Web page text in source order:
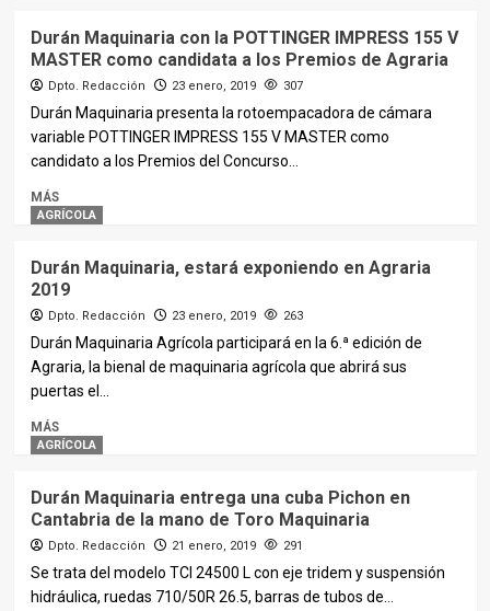
Durán Maquinaria con la POTTINGER IMPRESS 155 V
MASTER como candidata a los Premios de Agraria
Dpto. Redacción 23 enero, 2019 307
Durán Maquinaria presenta la rotoempacadora de cámara
variable POTTINGER IMPRESS 155 V MASTER como
candidato a los Premios del Concurso...
MÁS
AGRÍCOLA
Durán Maquinaria, estará exponiendo en Agraria
2019
Dpto. Redacción 23 enero, 2019 263
Durán Maquinaria Agrícola participará en la 6.ª edición de
Agraria, la bienal de maquinaria agrícola que abrirá sus
puertas el...
MÁS
AGRÍCOLA
Durán Maquinaria entrega una cuba Pichon en
Cantabria de la mano de Toro Maquinaria
Dpto. Redacción 21 enero, 2019 291
Se trata del modelo TCI 24500 L con eje tridem y suspensión
hidráulica, ruedas 710/50R 26.5, barras de tubos de...